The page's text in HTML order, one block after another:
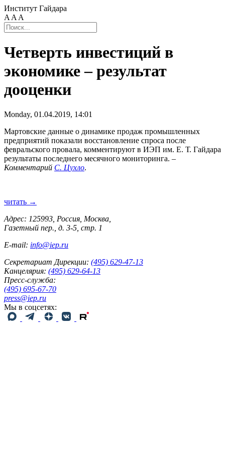
Институт Гайдара
A A A
Четверть инвестиций в
экономике – результат
дооценки
Monday, 01.04.2019, 14:01
Мартовские данные о динамике продаж промышленных
предприятий показали восстановление спроса после
февральского провала, комментируют в ИЭП им. Е. Т. Гайдара
результаты последнего месячного мониторинга. –
Комментарий С. Цухло.
читать →
Адрес: 125993, Россия, Москва,
Газетный пер., д. 3-5, стр. 1
E-mail: info@iep.ru
Секретариат Дирекции: (495) 629-47-13
Канцелярия: (495) 629-64-13
Пресс-служба:
(495) 695-67-70
press@iep.ru
Мы в соцсетях: